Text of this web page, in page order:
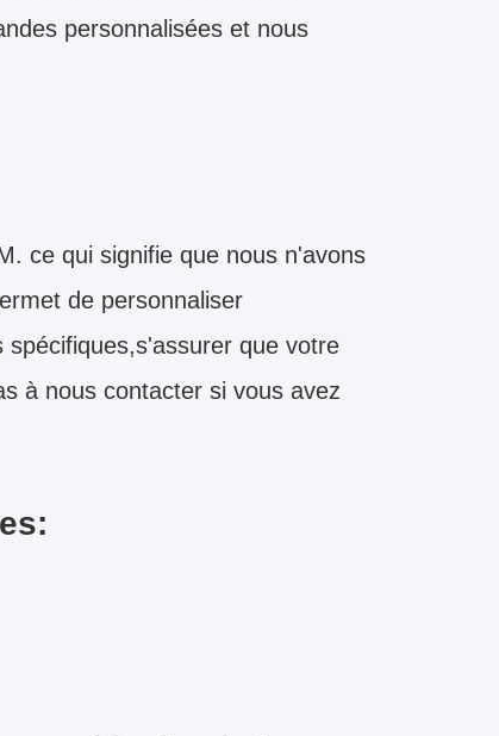
personnalisées et nous
ce qui signifie que nous n'avons
de personnaliser
que votre
à nous contacter si vous avez